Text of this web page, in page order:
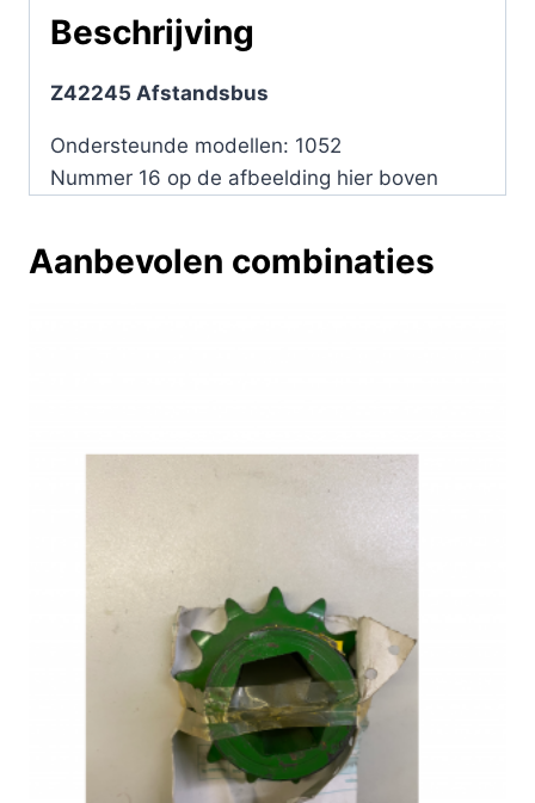
Beschrijving
Z42245 Afstandsbus
Ondersteunde modellen: 1052
Nummer 16 op de afbeelding hier boven
Aanbevolen combinaties